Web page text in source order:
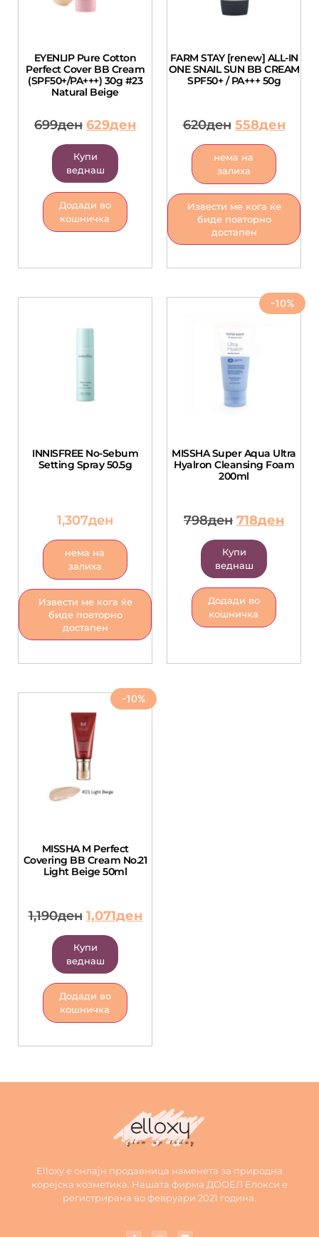
EYENLIP Pure Cotton
Perfect Cover BB Cream
(SPF50+/PA+++) 30g #23
Natural Beige
699ден 629ден
Купи
веднаш
Додади во
кошничка
FARM STAY [renew] ALL-IN
ONE SNAIL SUN BB CREAM
SPF50+ / PA+++ 50g
620ден 558ден
нема на
залиха
Извести ме кога ќе
биде повторно
достапен
INNISFREE No-Sebum
Setting Spray 50.5g
1,307ден
нема на
залиха
Извести ме кога ќе
биде повторно
достапен
-10%
MISSHA Super Aqua Ultra
Hyalron Cleansing Foam
200ml
798ден 718ден
Купи
веднаш
Додади во
кошничка
-10%
MISSHA M Perfect
Covering BB Cream No.21
Light Beige 50ml
1,190ден 1,071ден
Купи
веднаш
Додади во
кошничка
Elloxy е онлајн продавница наменета за природна
корејска козметика. Нашата фирма ДООЕЛ Елокси е
регистрирана во февруари 2021 година.